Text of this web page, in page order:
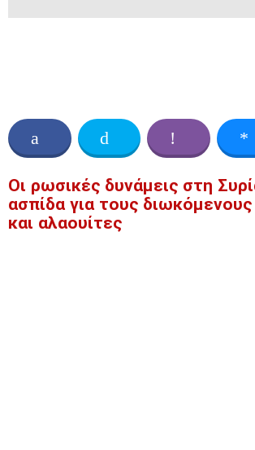
Οι ρωσικές δυνάμεις στη
ασπίδα για τους διωκόμενους
και αλαουίτες